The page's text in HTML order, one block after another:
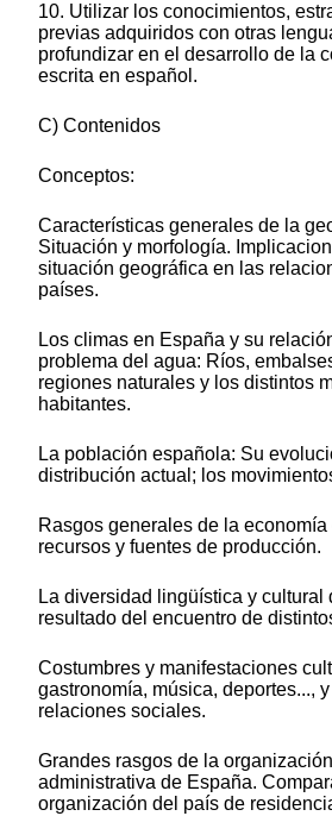
10. Utilizar los conocimientos,
previas adquiridos con otras
profundizar en el desarrollo de la
escrita en español.
C) Contenidos
Conceptos:
Características generales de la
Situación y morfología.
situación geográfica en las
países.
Los climas en España y su
problema del agua: Ríos,
regiones naturales y los distintos
habitantes.
La población española: Su
distribución actual; los
Rasgos generales de la
recursos y fuentes de producción.
La diversidad lingüística y cultural
resultado del encuentro de
Costumbres y manifestaciones
gastronomía, música, deportes...,
relaciones sociales.
Grandes rasgos de la
administrativa de España.
organización del país de